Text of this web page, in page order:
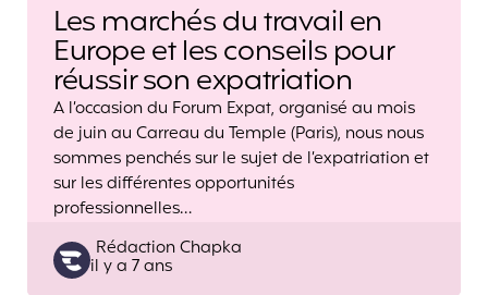
Les marchés du travail en
Europe et les conseils pour
réussir son expatriation
A l’occasion du Forum Expat, organisé au mois
de juin au Carreau du Temple (Paris), nous nous
sommes penchés sur le sujet de l’expatriation et
sur les différentes opportunités
professionnelles…
Posted
by
Rédaction Chapka
il y a 7 ans